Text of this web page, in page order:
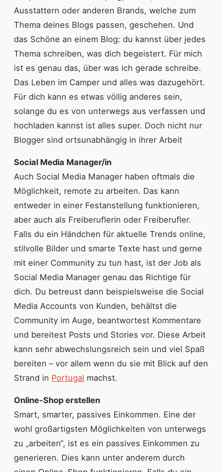
Ausstattern oder anderen Brands, welche zum
Thema deines Blogs passen, geschehen. Und
das Schöne an einem Blog: du kannst über jedes
Thema schreiben, was dich begeistert. Für mich
ist es genau das, über was ich gerade schreibe.
Das Leben im Camper und alles was dazugehört.
Für dich kann es etwas völlig anderes sein,
solange du es von unterwegs aus verfassen und
hochladen kannst ist alles super. Doch nicht nur
Blogger sind ortsunabhängig in ihrer Arbeit
Social Media Manager/in
Auch Social Media Manager haben oftmals die
Möglichkeit, remote zu arbeiten. Das kann
entweder in einer Festanstellung funktionieren,
aber auch als Freiberuflerin oder Freiberufler.
Falls du ein Händchen für aktuelle Trends online,
stilvolle Bilder und smarte Texte hast und gerne
mit einer Community zu tun hast, ist der Job als
Social Media Manager genau das Richtige für
dich. Du betreust dann beispielsweise die Social
Media Accounts von Kunden, behältst die
Community im Auge, beantwortest Kommentare
und bereitest Posts und Stories vor. Diese Arbeit
kann sehr abwechslungsreich sein und viel Spaß
bereiten – vor allem wenn du sie mit Blick auf den
Strand in Portugal machst.
Online-Shop erstellen
Smart, smarter, passives Einkommen. Eine der
wohl großartigsten Möglichkeiten von unterwegs
zu „arbeiten“, ist es ein passives Einkommen zu
generieren. Dies kann unter anderem durch